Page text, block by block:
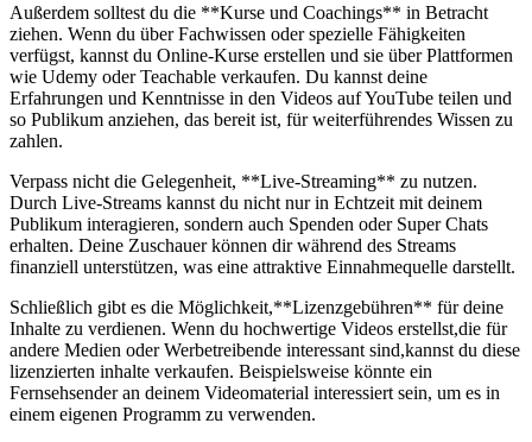
Außerdem solltest du die **Kurse und Coachings** in Betracht
ziehen. Wenn⁢ du über Fachwissen oder spezielle Fähigkeiten
verfügst, kannst du Online-Kurse erstellen und sie über Plattformen
wie Udemy‌ oder‍ Teachable verkaufen. Du kannst deine
‍Erfahrungen und⁣ Kenntnisse​ in den ‌Videos auf ‌YouTube teilen und
so Publikum anziehen, das bereit ist,⁣ für ​weiterführendes Wissen zu
zahlen.
Verpass nicht die Gelegenheit, **Live-Streaming** zu nutzen.
Durch Live-Streams kannst du nicht nur in ⁣Echtzeit ​mit deinem
Publikum interagieren, sondern auch ⁤Spenden oder Super Chats
erhalten. Deine Zuschauer können dir während des Streams
finanziell unterstützen, was eine attraktive Einnahmequelle darstellt.
Schließlich gibt​ es‍ die Möglichkeit,**Lizenzgebühren** für deine
Inhalte zu verdienen. Wenn du hochwertige Videos erstellst,die für
andere Medien oder⁣ Werbetreibende interessant sind,kannst du diese
⁣lizenzierten inhalte verkaufen. Beispielsweise könnte ein
Fernsehsender an deinem Videomaterial ‌interessiert sein, ​um es in
einem eigenen Programm zu verwenden.